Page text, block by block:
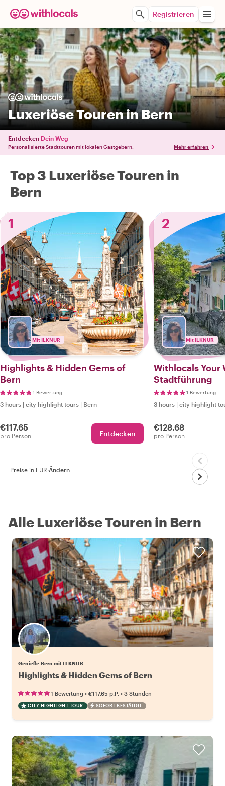
Registrieren
Luxeriöse Touren in Bern
Entdecken Dein Weg
Personalisierte Stadttouren mit lokalen Gastgebern. Mehr erfahren
Top 3 Luxeriöse Touren in
Bern
1
Mit ILKNUR
Highlights & Hidden Gems of
Bern
1 Bewertung
3 hours | city highlight tours | Bern
€117.65
pro Person Entdecken
2
Mit ILKNUR
Withlocals Your
Stadtführung
1 Bewertung
3 hours | city highlight
€128.68
pro Person
Preise in EUR·Ändern
Alle Luxeriöse Touren in Bern
Genieße Bern mit ILKNUR
Highlights & Hidden Gems of Bern
1 Bewertung • €117.65 p.P. • 3 Stunden
CITY HIGHLIGHT TOUR SOFORT BESTÄTIGT